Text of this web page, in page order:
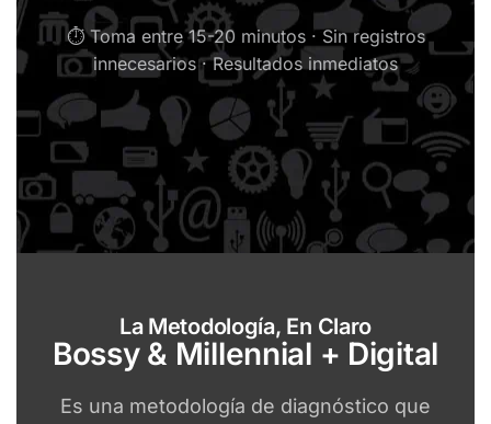
⏱ Toma entre 15-20 minutos · Sin registros
innecesarios · Resultados inmediatos
La Metodología, En Claro
Bossy & Millennial + Digital
Es una metodología de diagnóstico que